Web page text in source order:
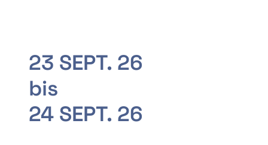
23 SEPT. 26
bis
24 SEPT. 26